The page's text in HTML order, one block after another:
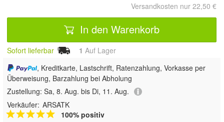
Versandkosten nur 22,50 €
In den Warenkorb
Sofort lieferbar 1 Auf Lager
, Kreditkarte, Lastschrift, Ratenzahlung, Vorkasse per
Überweisung, Barzahlung bei Abholung
Zustellung: Sa, 8. Aug. bis Di, 11. Aug.
Verkäufer: ARSATK
100% positiv